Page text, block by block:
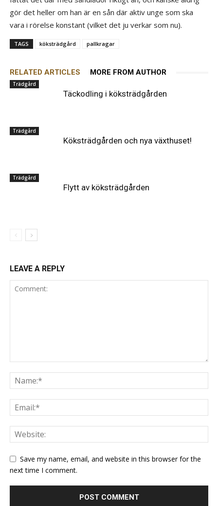
gör det heller om han är en sån där aktiv unge som ska
vara i rörelse konstant (vilket det ju verkar som nu).
TAGS köksträdgård pallkragar
RELATED ARTICLES MORE FROM AUTHOR
Trädgård
Täckodling i köksträdgården
Trädgård
Köksträdgården och nya växthuset!
Trädgård
Flytt av köksträdgården
LEAVE A REPLY
Save my name, email, and website in this browser for the
next time I comment.